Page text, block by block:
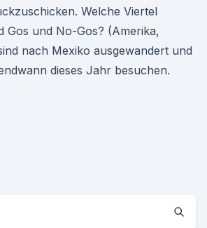
Welche Viertel
Gos und No-Gos? (Amerika,
nach Mexiko ausgewandert und
dieses Jahr besuchen.